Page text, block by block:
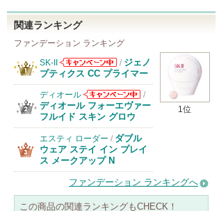
関連ランキング
ファンデーション ランキング
1位
SK-II
SK-IIからのお
知らせがありま
す
/ ジェノ
プティクス CC プライマー
ディオール
ディオールから
のお知らせがあ
/
ディオール フォーエヴァー
フルイド スキン グロウ
エスティ ローダー / ダブル
ウェア ステイ イン プレイ
ス メークアップ N
ファンデーション ランキングへ
この商品の関連ランキングもCHECK！